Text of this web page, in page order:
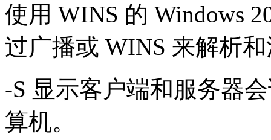
使用 WINS 的 Windows
过广播或 WINS 来解析
-S 显示客户端和服务器
算机。